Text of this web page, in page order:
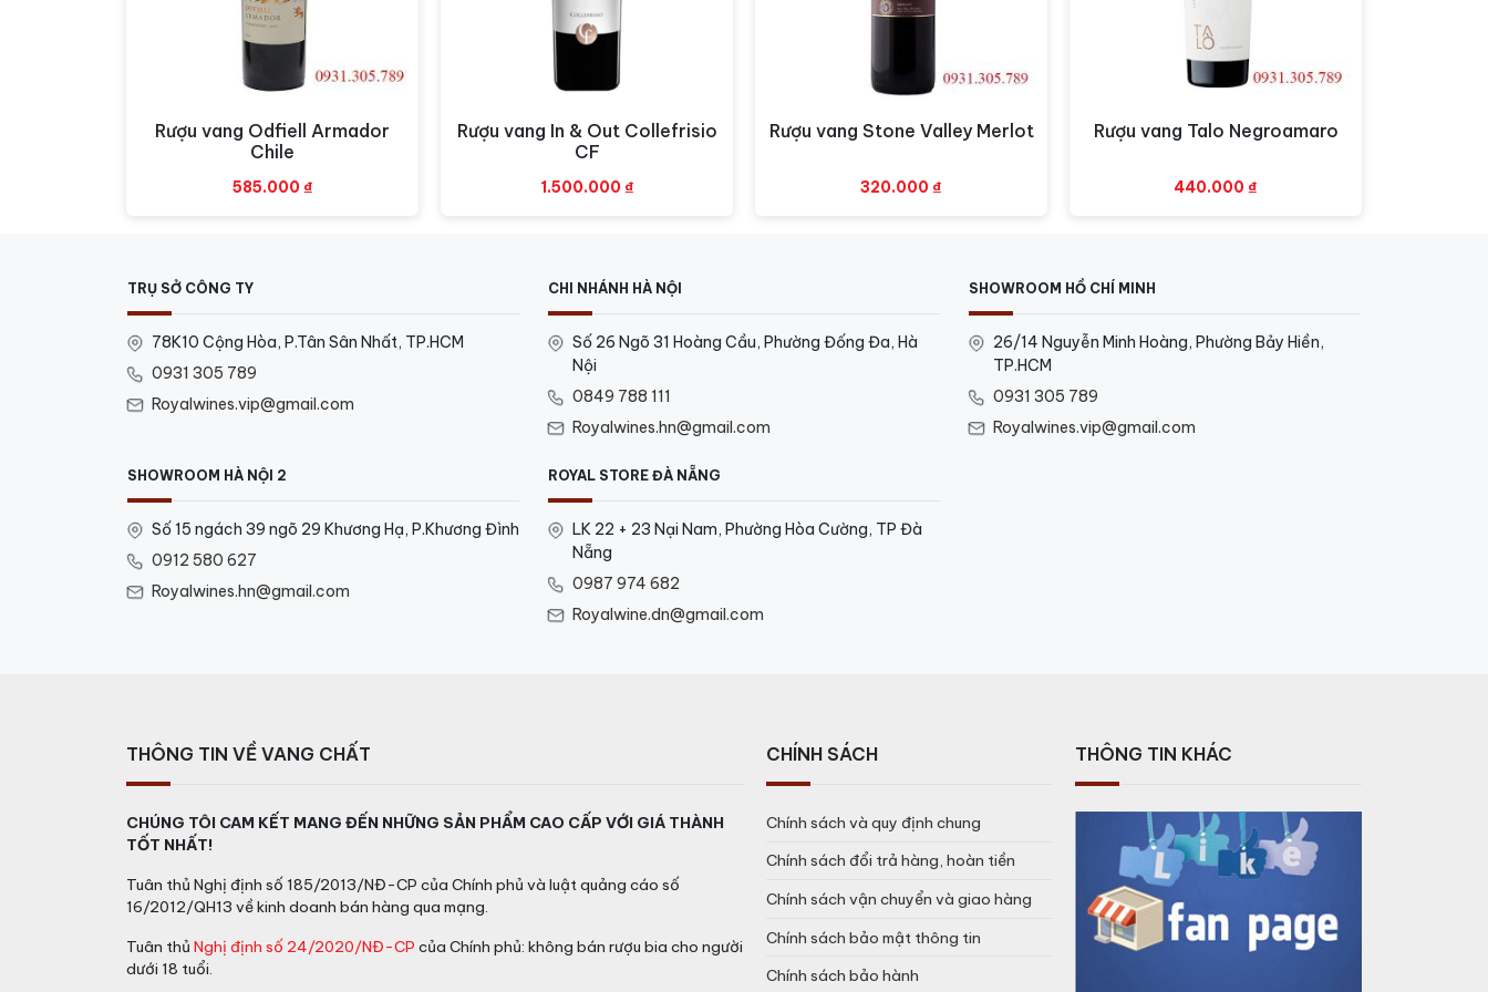
vang Le Clocher de Saint Julien.
Xem nhanh
Rượu vang Odfiell Armador
Chile
585.000 ₫
Xem nhanh
Rượu vang In & Out Collefrisio
CF
1.500.000 ₫
Xem nhanh
Rượu vang Stone Valley Merlot
320.000 ₫
Xem nhanh
Rượu vang Talo Negroamaro
440.000 ₫
TRỤ SỞ CÔNG TY
78K10 Cộng Hòa, P.Tân Sân Nhất, TP.HCM
0931 305 789
Royalwines.vip@gmail.com
CHI NHÁNH HÀ NỘI
Số 26 Ngõ 31 Hoàng Cầu, Phường Đống Đa, Hà
Nội
0849 788 111
Royalwines.hn@gmail.com
SHOWROOM HỒ CHÍ MINH
26/14 Nguyễn Minh Hoàng, Phường Bảy Hiền,
TP.HCM
0931 305 789
Royalwines.vip@gmail.com
SHOWROOM HÀ NỘI 2
Số 15 ngách 39 ngõ 29 Khương Hạ, P.Khương Đình
0912 580 627
Royalwines.hn@gmail.com
ROYAL STORE ĐÀ NẴNG
LK 22 + 23 Nại Nam, Phường Hòa Cường, TP Đà
Nẵng
0987 974 682
Royalwine.dn@gmail.com
THÔNG TIN VỀ VANG CHẤT
CHÚNG TÔI CAM KẾT MANG ĐẾN NHỮNG SẢN PHẨM CAO CẤP VỚI GIÁ THÀNH
TỐT NHẤT!
Tuân thủ Nghị định số 185/2013/NĐ-CP của Chính phủ và luật quảng cáo số
16/2012/QH13 về kinh doanh bán hàng qua mạng.
Tuân thủ Nghị định số 24/2020/NĐ-CP của Chính phủ: không bán rượu bia cho người
dưới 18 tuổi.
CHÍNH SÁCH
Chính sách và quy định chung
Chính sách đổi trả hàng, hoàn tiền
Chính sách vận chuyển và giao hàng
Chính sách bảo mật thông tin
Chính sách bảo hành
THÔNG TIN KHÁC